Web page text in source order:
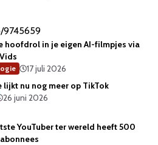
9745659
hoofdrol in je eigen AI-filmpjes via
17 juli 2026
lijkt nu nog meer op TikTok
26 juni 2026
YouTuber ter wereld heeft 500